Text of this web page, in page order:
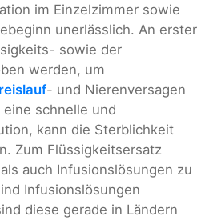
im Einzelzimmer sowie
unerlässlich. An erster
sowie der
werden, um
- und Nierenversagen
schnelle und
kann die Sterblichkeit
Zum Flüssigkeitsersatz
auch Infusionslösungen zu
Infusionslösungen
diese gerade in Ländern